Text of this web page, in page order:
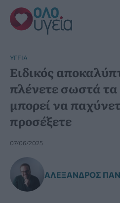
Μετάβαση
στο
περιεχόμενο
YΓΕΊΑ
Ειδικός
πλένετε σωστά τα
μπορεί να
προσέξετε
07/06/2025
ΑΛΈΞΑΝΔΡΟΣ